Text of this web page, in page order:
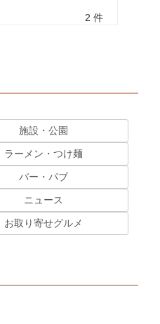
2 件
施設・公園
ラーメン・つけ麺
バー・パブ
ニュース
お取り寄せグルメ